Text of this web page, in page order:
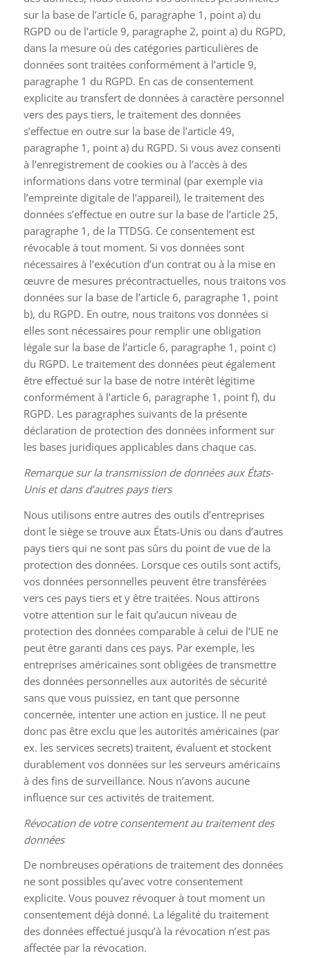
sur la base de l’article 6, paragraphe 1, point a) du
RGPD ou de l’article 9, paragraphe 2, point a) du RGPD,
dans la mesure où des catégories particulières de
données sont traitées conformément à l’article 9,
paragraphe 1 du RGPD. En cas de consentement
explicite au transfert de données à caractère personnel
vers des pays tiers, le traitement des données
s’effectue en outre sur la base de l’article 49,
paragraphe 1, point a) du RGPD. Si vous avez consenti
à l’enregistrement de cookies ou à l’accès à des
informations dans votre terminal (par exemple via
l’empreinte digitale de l’appareil), le traitement des
données s’effectue en outre sur la base de l’article 25,
paragraphe 1, de la TTDSG. Ce consentement est
révocable à tout moment. Si vos données sont
nécessaires à l’exécution d’un contrat ou à la mise en
œuvre de mesures précontractuelles, nous traitons vos
données sur la base de l’article 6, paragraphe 1, point
b), du RGPD. En outre, nous traitons vos données si
elles sont nécessaires pour remplir une obligation
légale sur la base de l’article 6, paragraphe 1, point c)
du RGPD. Le traitement des données peut également
être effectué sur la base de notre intérêt légitime
conformément à l’article 6, paragraphe 1, point f), du
RGPD. Les paragraphes suivants de la présente
déclaration de protection des données informent sur
les bases juridiques applicables dans chaque cas.
Remarque sur la transmission de données aux États-
Unis et dans d’autres pays tiers
Nous utilisons entre autres des outils d’entreprises
dont le siège se trouve aux États-Unis ou dans d’autres
pays tiers qui ne sont pas sûrs du point de vue de la
protection des données. Lorsque ces outils sont actifs,
vos données personnelles peuvent être transférées
vers ces pays tiers et y être traitées. Nous attirons
votre attention sur le fait qu’aucun niveau de
protection des données comparable à celui de l’UE ne
peut être garanti dans ces pays. Par exemple, les
entreprises américaines sont obligées de transmettre
des données personnelles aux autorités de sécurité
sans que vous puissiez, en tant que personne
concernée, intenter une action en justice. Il ne peut
donc pas être exclu que les autorités américaines (par
ex. les services secrets) traitent, évaluent et stockent
durablement vos données sur les serveurs américains
à des fins de surveillance. Nous n’avons aucune
influence sur ces activités de traitement.
Révocation de votre consentement au traitement des
données
De nombreuses opérations de traitement des données
ne sont possibles qu’avec votre consentement
explicite. Vous pouvez révoquer à tout moment un
consentement déjà donné. La légalité du traitement
des données effectué jusqu’à la révocation n’est pas
affectée par la révocation.